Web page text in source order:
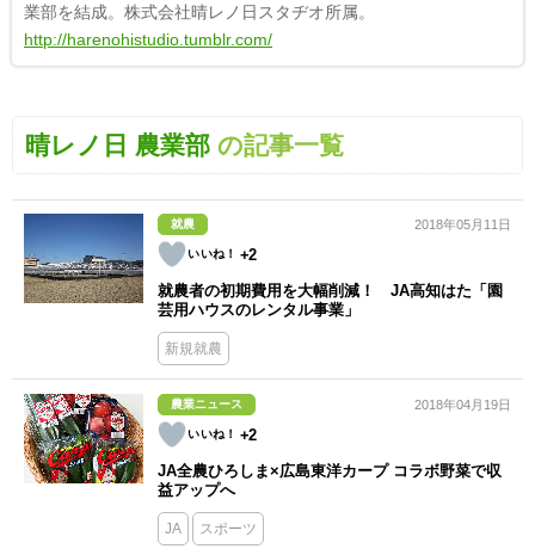
業部を結成。株式会社晴レノ日スタヂオ所属。
http://harenohistudio.tumblr.com/
晴レノ日 農業部 の記事一覧
就農
+2
2018年05月11日
就農者の初期費用を大幅削減！ JA高知はた「園
芸用ハウスのレンタル事業」
新規就農
農業ニュース
+2
2018年04月19日
JA全農ひろしま×広島東洋カープ コラボ野菜で収
益アップへ
JA スポーツ